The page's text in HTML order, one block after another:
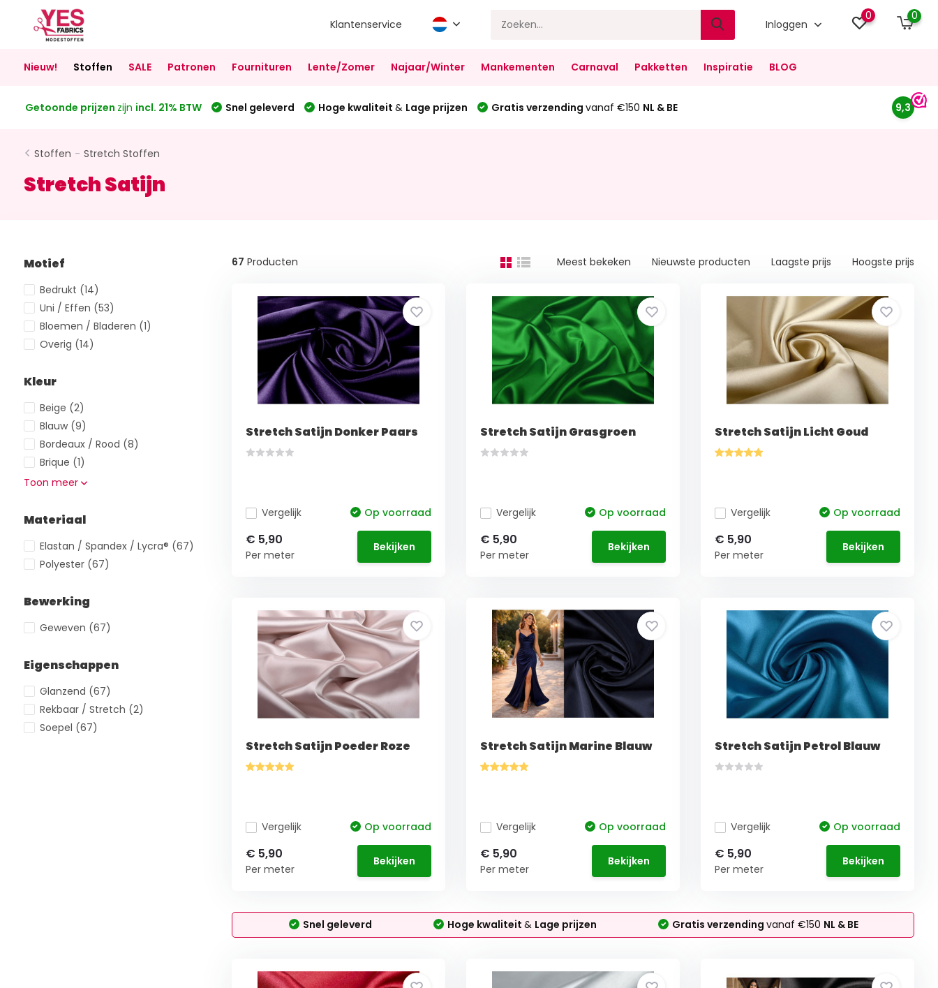
Klantenservice Inloggen
0 0
Nieuw! Stoffen SALE Patronen Fournituren Lente/Zomer Najaar/Winter Mankementen Carnaval Pakketten Inspiratie BLOG
Getoonde prijzen zijn incl. 21% BTW Snel geleverd Hoge kwaliteit & Lage prijzen Gratis verzending vanaf €150 NL & BE 9,3
Stoffen - Stretch Stoffen
Stretch Satijn
Motief
Bedrukt (14)
Uni / Effen (53)
Bloemen / Bladeren (1)
Overig (14)
Kleur
Beige (2)
Blauw (9)
Bordeaux / Rood (8)
Brique (1)
Toon meer
Materiaal
Elastan / Spandex / Lycra® (67)
Polyester (67)
Bewerking
Geweven (67)
Eigenschappen
Glanzend (67)
Rekbaar / Stretch (2)
Soepel (67)
67 Producten Meest bekeken Nieuwste producten Laagste prijs Hoogste prijs
Stretch Satijn Donker Paars
Vergelijk Op voorraad
€ 5,90
Per meter
Bekijken
Stretch Satijn Grasgroen
Vergelijk Op voorraad
€ 5,90
Per meter
Bekijken
Stretch Satijn Licht Goud
Vergelijk Op voorraad
€ 5,90
Per meter
Bekijken
Stretch Satijn Poeder Roze
Vergelijk Op voorraad
€ 5,90
Per meter
Bekijken
Stretch Satijn Marine Blauw
Vergelijk Op voorraad
€ 5,90
Per meter
Bekijken
Stretch Satijn Petrol Blauw
Vergelijk Op voorraad
€ 5,90
Per meter
Bekijken
Snel geleverd Hoge kwaliteit& Lage prijzen Gratis verzendingvanaf €150 NL & BE